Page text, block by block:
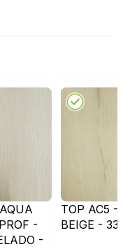
-
-
TOP AC5 -
BEIGE -